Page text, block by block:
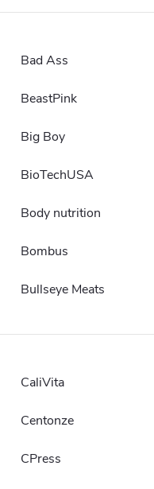
Bad Ass
BeastPink
Big Boy
BioTechUSA
Body nutrition
Bombus
Bullseye Meats
CaliVita
Centonze
CPress